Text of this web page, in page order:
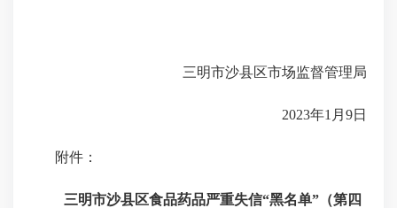
三明市沙县区市场监督管理局
2023年1月9日
附件：
三明市沙县区食品药品严重失信“黑名单”（第四